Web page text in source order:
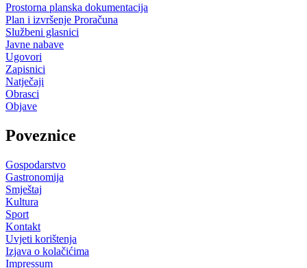
Prostorna planska dokumentacija
Plan i izvršenje Proračuna
Službeni glasnici
Javne nabave
Ugovori
Zapisnici
Natječaji
Obrasci
Objave
Poveznice
Gospodarstvo
Gastronomija
Smještaj
Kultura
Sport
Kontakt
Uvjeti korištenja
Izjava o kolačićima
Impressum